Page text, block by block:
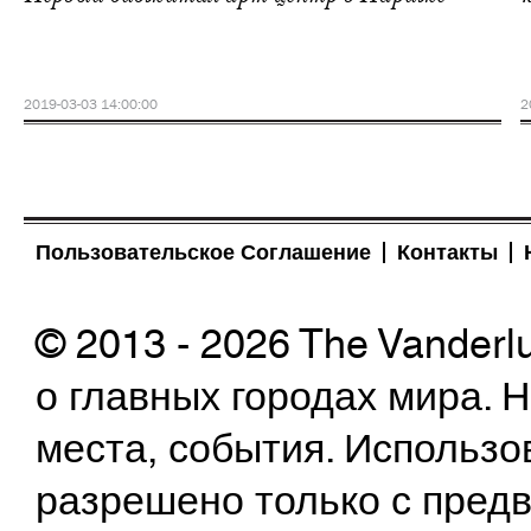
2019-03-03 14:00:00
Пользовательское Соглашение Контакты
© 2013 - 2026 The
о главных городах
места, события.
разрешено только с